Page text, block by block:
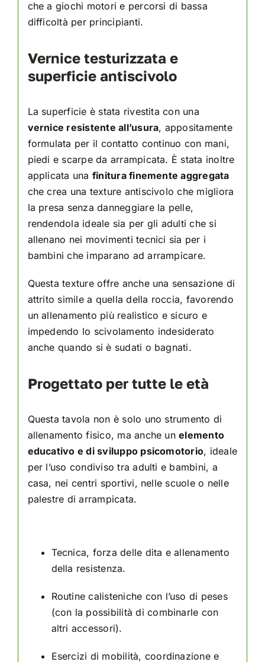
che a giochi motori e percorsi di bassa
difficoltà per principianti.
Vernice testurizzata e
superficie antiscivolo
La superficie è stata rivestita con una
vernice resistente all’usura, appositamente
formulata per il contatto continuo con mani,
piedi e scarpe da arrampicata. È stata inoltre
applicata una finitura finemente aggregata
che crea una texture antiscivolo che migliora
la presa senza danneggiare la pelle,
rendendola ideale sia per gli adulti che si
allenano nei movimenti tecnici sia per i
bambini che imparano ad arrampicare.
Questa texture offre anche una sensazione di
attrito simile a quella della roccia, favorendo
un allenamento più realistico e sicuro e
impedendo lo scivolamento indesiderato
anche quando si è sudati o bagnati.
Progettato per tutte le età
Questa tavola non è solo uno strumento di
allenamento fisico, ma anche unelemento
educativo e di sviluppo psicomotorio, ideale
per l’uso condiviso tra adulti e bambini, a
casa, nei centri sportivi, nelle scuole o nelle
palestre di arrampicata.
Tecnica, forza delle dita e allenamento
della resistenza.
Routine calisteniche con l’uso di peses
(con la possibilità di combinarle con
altri accessori).
Esercizi di mobilità, coordinazione e